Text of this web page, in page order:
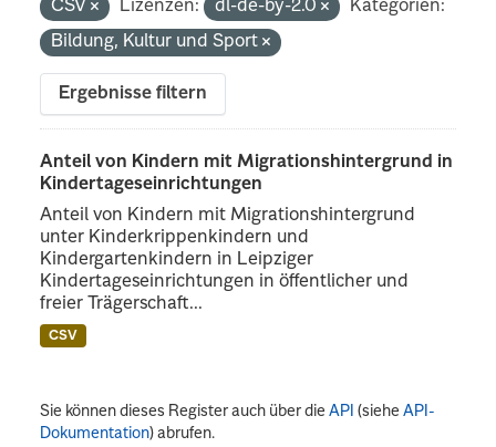
CSV
Lizenzen: dl-de-by-2.0
Kategorien:
Bildung, Kultur und Sport
Ergebnisse filtern
Anteil von Kindern mit Migrationshintergrund in
Kindertageseinrichtungen
Anteil von Kindern mit Migrationshintergrund
unter Kinderkrippenkindern und
Kindergartenkindern in Leipziger
Kindertageseinrichtungen in öffentlicher und
freier Trägerschaft...
CSV
Sie können dieses Register auch über dieAPI (sieheAPI-
Dokumentation) abrufen.